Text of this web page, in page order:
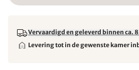
Vervaardigd en geleverd binnen ca.
Levering tot in de gewenste kamer